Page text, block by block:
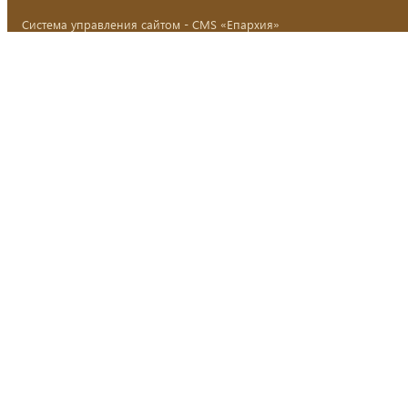
Система управления сайтом - CMS «Епархия»